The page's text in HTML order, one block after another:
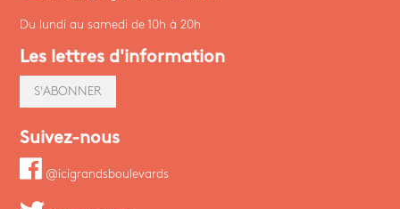
Du lundi au samedi de 10h à 20h
Les lettres d'information
S'ABONNER
Suivez-nous
@icigrandsboulevards